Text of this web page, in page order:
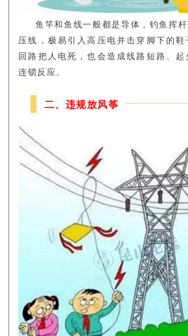
鱼竿和鱼线一般都是导体，钓鱼挥
压线，极易引入高压电并击穿脚下的鞋
回路把人电死，也会造成线路短路、起
连锁反应。
二、违规放风筝